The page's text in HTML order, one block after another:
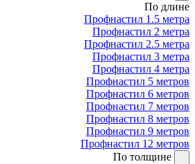
По длине
Профнастил 1.5 метра
Профнастил 2 метра
Профнастил 2.5 метра
Профнастил 3 метра
Профнастил 4 метра
Профнастил 5 метров
Профнастил 6 метров
Профнастил 7 метров
Профнастил 8 метров
Профнастил 9 метров
Профнастил 12 метров
По толщине